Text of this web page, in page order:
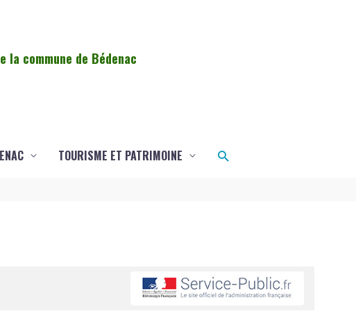
la commune de Bédenac
TOURISME ET PATRIMOINE Rechercher